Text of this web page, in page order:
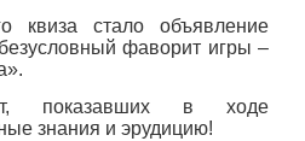
квиза стало объявление
фаворит игры –
показавших в ходе
знания и эрудицию!